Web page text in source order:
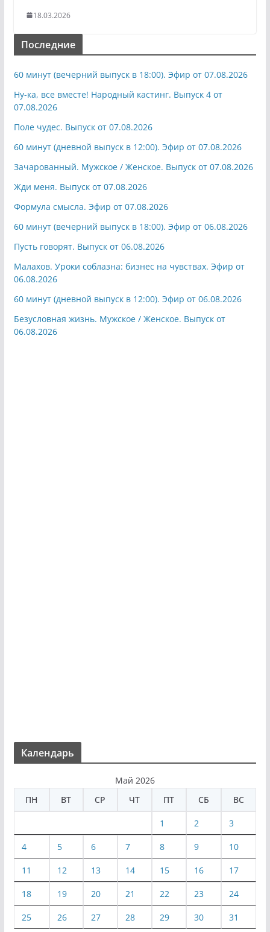
18.03.2026
Последние
60 минут (вечерний выпуск в 18:00). Эфир от 07.08.2026
Ну-ка, все вместе! Народный кастинг. Выпуск 4 от
07.08.2026
Поле чудес. Выпуск от 07.08.2026
60 минут (дневной выпуск в 12:00). Эфир от 07.08.2026
Зачарованный. Мужское / Женское. Выпуск от 07.08.2026
Жди меня. Выпуск от 07.08.2026
Формула смысла. Эфир от 07.08.2026
60 минут (вечерний выпуск в 18:00). Эфир от 06.08.2026
Пусть говорят. Выпуск от 06.08.2026
Малахов. Уроки соблазна: бизнес на чувствах. Эфир от
06.08.2026
60 минут (дневной выпуск в 12:00). Эфир от 06.08.2026
Безусловная жизнь. Мужское / Женское. Выпуск от
06.08.2026
Календарь
Май 2026
ПН
ВТ СР ЧТ ПТ СБ ВС
1 2 3
4 5 6 7 8 9 10
11 12 13 14 15 16 17
18 19 20 21 22 23 24
25 26 27 28 29 30 31